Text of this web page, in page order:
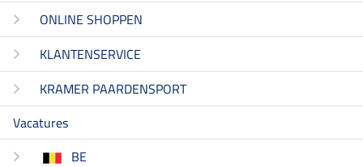
ONLINE SHOPPEN
KLANTENSERVICE
KRAMER PAARDENSPORT
Vacatures
BE